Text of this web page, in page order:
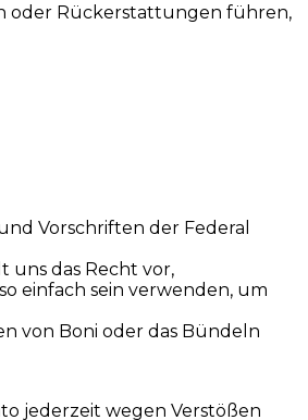
oder Rückerstattungen führen,
Vorschriften der Federal
uns das Recht vor,
einfach sein verwenden, um
von Boni oder das Bündeln
jederzeit wegen Verstößen